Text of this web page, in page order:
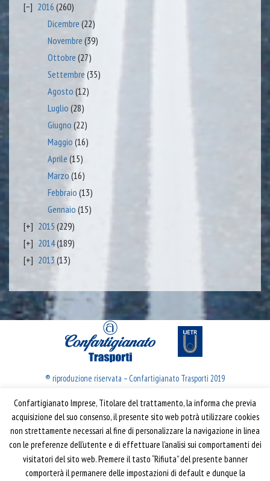
2016 (260)
Dicembre (22)
Novembre (39)
Ottobre (27)
Settembre (35)
Agosto (12)
Luglio (28)
Giugno (22)
Maggio (16)
Aprile (15)
Marzo (16)
Febbraio (13)
Gennaio (15)
2015 (229)
2014(189)
2013 (13)
® riproduzione riservata – Confartigianato Trasporti 2019
Confartigianato Trasporti
Via S. Giovanni in Laterano, 152 | 00184 Roma
T: 06 70374.275
trasporti@confartigianato.it
confartigianatotrasporti@pec.it
Confartigianato Imprese, Titolare del trattamento, la informa che previa
acquisizione del suo consenso, il presente sito web potrà utilizzare cookies
non strettamente necessari al fine di personalizzare la navigazione in linea
con le preferenze dell’utente e di effettuare l’analisi sui comportamenti dei
visitatori del sito web. Premere il tasto “Rifiuta” del presente banner
comporterà il permanere delle impostazioni di default e dunque la